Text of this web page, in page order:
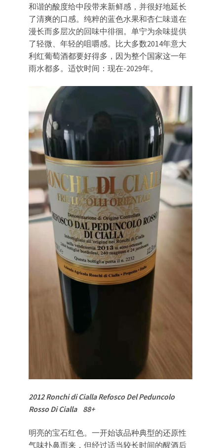
和谐的酸度给中段带来新鲜感，并很好地延长
了清爽的口感。纯粹的蓝色水果和杏仁味道在
漫长而多层次的回味中徘徊。单宁为余味提供
了轻微、年轻的咀嚼感。比大多数2014年意大
利红葡萄酒都要好得多，因为整个国家这一年
雨水都多。适饮时间：现在-2029年。
2012 Ronchi di Cialla Refosco Del Peduncolo
Rosso Di Cialla 88+
明亮的宝石红色。一开始该品种典型的还原性
气味扑鼻而来，但经过适当较长时间的醒酒后